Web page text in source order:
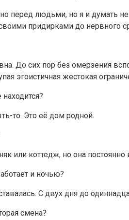
перед людьми, но я и думать не
придирками до нервного
До сих пор без омерзения
эгоистичная жестокая
то. Это её дом родной.
или коттедж, но она постоянно
и ночью?
С двух дня до
смена?